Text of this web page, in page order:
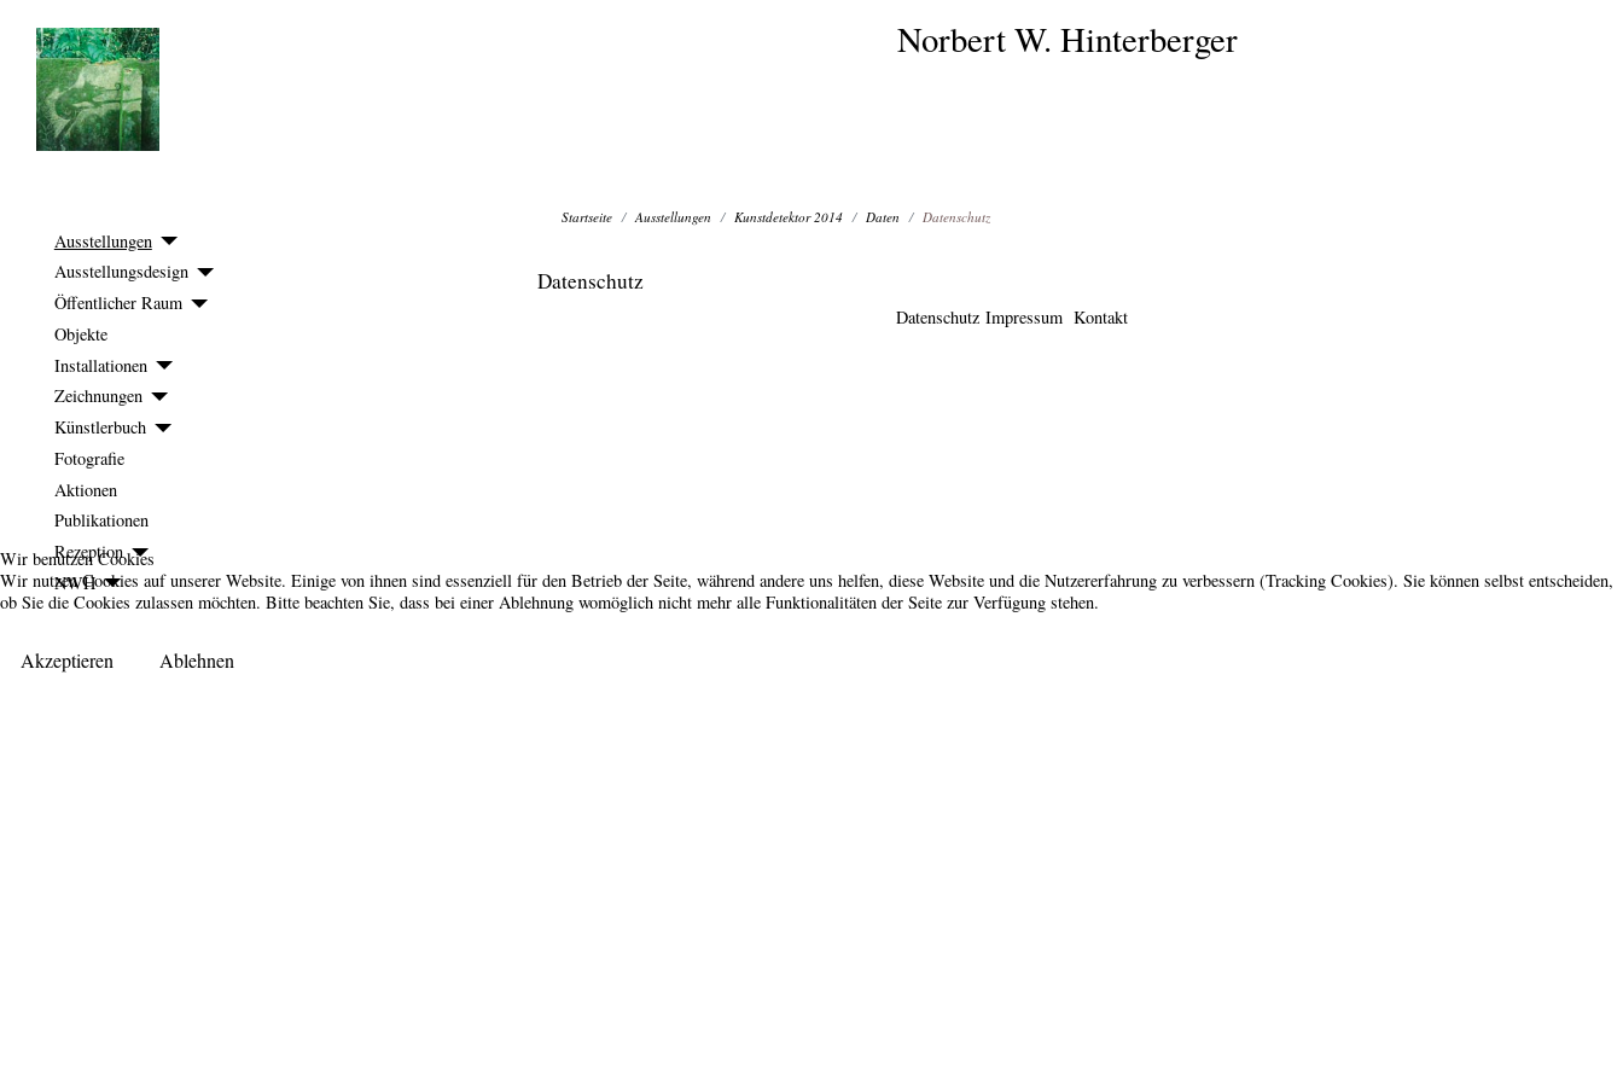
Norbert W. Hinterberger
Ausstellungen
Ausstellungsdesign
Öffentlicher Raum
Objekte
Installationen
Zeichnungen
Künstlerbuch
Fotografie
Aktionen
Publikationen
Rezeption
NWH
Startseite Ausstellungen Kunstdetektor 2014 Daten Datenschutz
Datenschutz
Datenschutz Impressum Kontakt
Wir benutzen Cookies
Wir nutzen Cookies auf unserer Website. Einige von ihnen sind essenziell für den Betrieb der Seite, während andere uns helfen, diese Website und die Nutzererfahrung zu verbessern (Tracking Cookies). Sie können selbst entscheiden,
ob Sie die Cookies zulassen möchten. Bitte beachten Sie, dass bei einer Ablehnung womöglich nicht mehr alle Funktionalitäten der Seite zur Verfügung stehen.
Akzeptieren Ablehnen